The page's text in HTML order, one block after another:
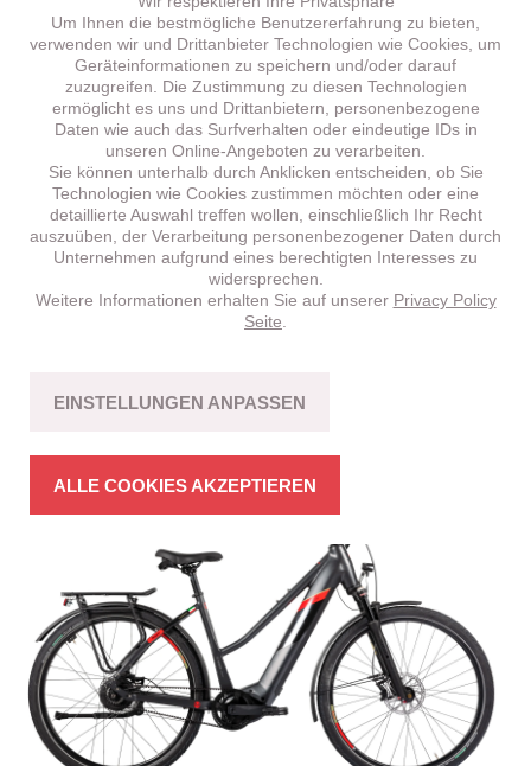
HT 5.1 –
Fahrspass mit Bikes in stimmiger Struktur.
Um Ihnen die bestmögliche Benutzererfahrung zu bieten,
verwenden wir und Drittanbieter Technologien wie Cookies, um
Geräteinformationen zu speichern und/oder darauf
zuzugreifen. Die Zustimmung zu diesen Technologien
ermöglicht es uns und Drittanbietern, personenbezogene
Daten wie auch das Surfverhalten oder eindeutige IDs in
unseren Online-Angeboten zu verarbeiten.
Sie können unterhalb durch Anklicken entscheiden, ob Sie
Technologien wie Cookies zustimmen möchten oder eine
detaillierte Auswahl treffen wollen, einschließlich Ihr Recht
auszuüben, der Verarbeitung personenbezogener Daten durch
Unternehmen aufgrund eines berechtigten Interesses zu
widersprechen.
Weitere Informationen erhalten Sie auf unserer Privacy Policy
Seite
EINSTELLUNGEN ANPASSEN
ALLE COOKIES AKZEPTIEREN